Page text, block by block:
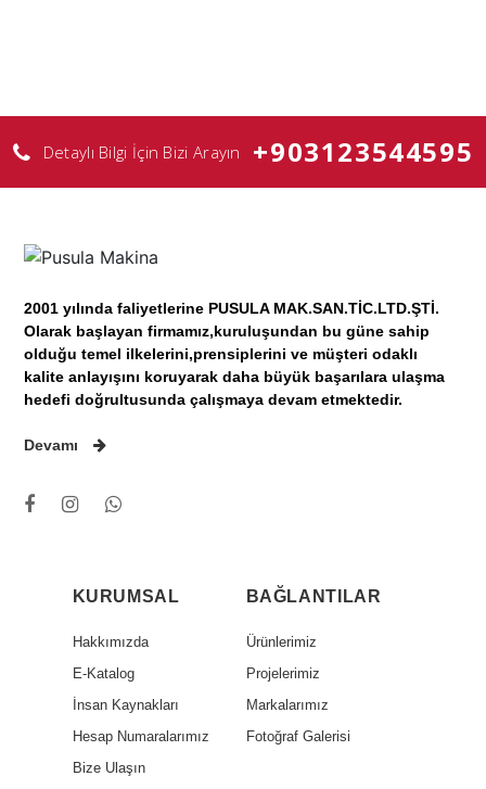
Detaylı Bilgi İçin Bizi Arayın +903123544595
2001 yılında faliyetlerine PUSULA MAK.SAN.TİC.LTD.ŞTİ.
Olarak başlayan firmamız,kuruluşundan bu güne sahip
olduğu temel ilkelerini,prensiplerini ve müşteri odaklı
kalite anlayışını koruyarak daha büyük başarılara ulaşma
hedefi doğrultusunda çalışmaya devam etmektedir.
Devamı
KURUMSAL
Hakkımızda
E-Katalog
İnsan Kaynakları
Hesap Numaralarımız
Bize Ulaşın
BAĞLANTILAR
Ürünlerimiz
Projelerimiz
Markalarımız
Fotoğraf Galerisi